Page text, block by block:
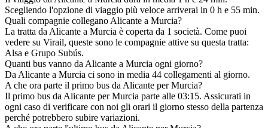
Scegliendo l'opzione di viaggio più veloce arriverai in 0 h e 55 min.
Quali compagnie collegano Alicante a Murcia?
La tratta da Alicante a Murcia è coperta da 1 società. Come puoi
vedere su Virail, queste sono le compagnie attive su questa tratta:
Alsa e Grupo Subús.
Quanti bus vanno da Alicante a Murcia ogni giorno?
Da Alicante a Murcia ci sono in media 44 collegamenti al giorno.
A che ora parte il primo bus da Alicante per Murcia?
Il primo bus da Alicante per Murcia parte alle 03:15. Assicurati in
ogni caso di verificare con noi gli orari il giorno stesso della partenza
perché potrebbero subire variazioni.